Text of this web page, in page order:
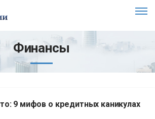
Финансы
9 мифов о кредитных каникулах